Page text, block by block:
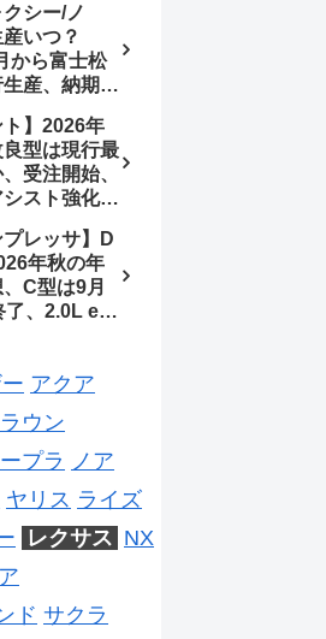
以降予想
シー/ノ
いつ？
から富士松
産、納期短
日マイナー
格 NOAH
、VOXY
、特別仕様
の追加に期
インチメ
】2026年
型は現行最
受注開始、
スト強化と
ェンジ予想
新情報】
レッサ】D
年秋の年
C型は9月
了、2.0L e-
最新情報】
アクア
ウン
プラ
ノア
ヤリス ライズ
レクサス NX
ド サクラ